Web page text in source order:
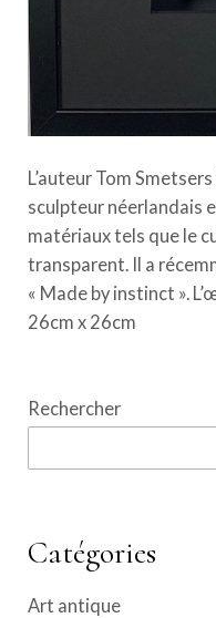
L’auteur Tom
sculpteur néerlandais
matériaux tels que le
transparent. Il a
« Made by instinct ».
26cm x 26cm
Rechercher
Catégories
Art antique